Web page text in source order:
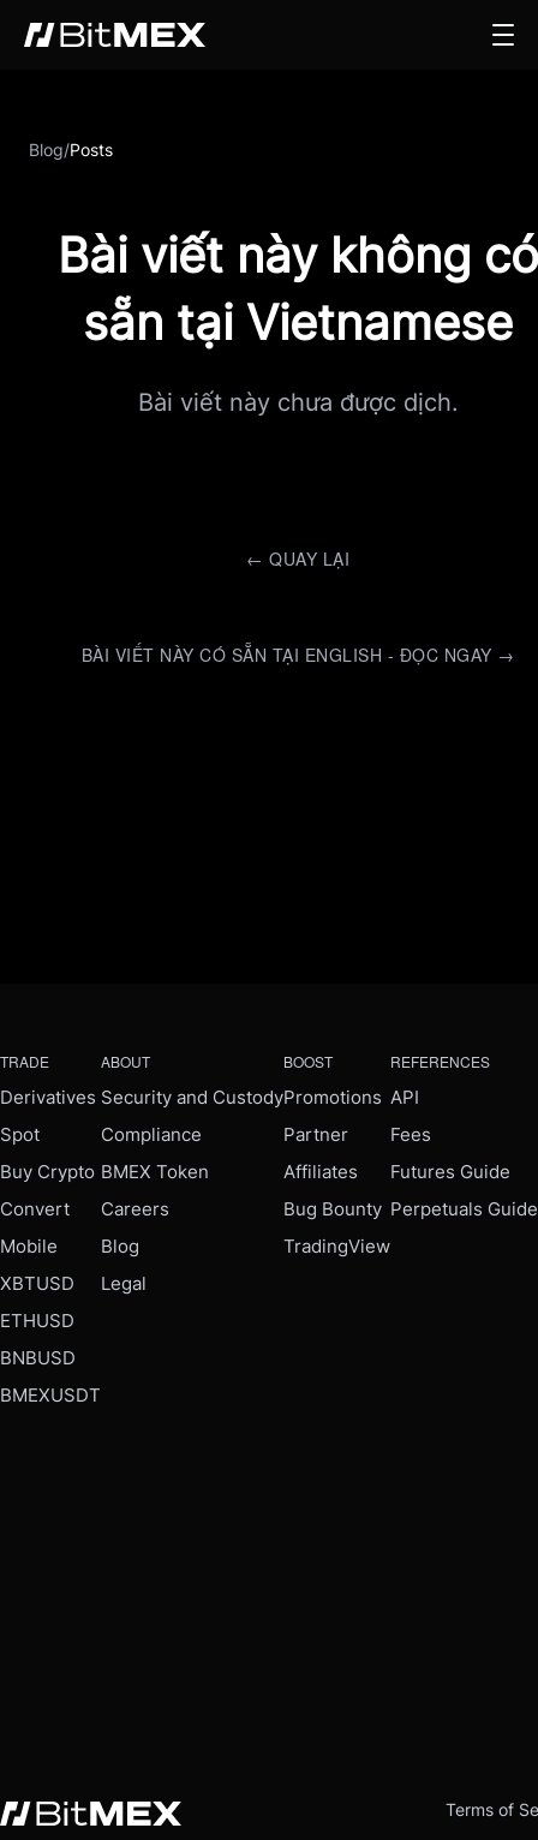
Blog/Posts
Bài viết này không có
sẵn tại Vietnamese
Bài viết này chưa được dịch.
← QUAY LẠI
BÀI VIẾT NÀY CÓ SẴN TẠI ENGLISH - ĐỌC NGAY →
TRADE
Derivatives
Spot
Buy Crypto
Convert
Mobile
XBTUSD
ETHUSD
BNBUSD
BMEXUSDT
ABOUT
Security and Custody
Compliance
BMEX Token
Careers
Blog
Legal
BOOST
Promotions
Partner
Affiliates
Bug Bounty
TradingView
REFERENCES
API
Fees
Futures Guide
Perpetuals Guide
Terms of